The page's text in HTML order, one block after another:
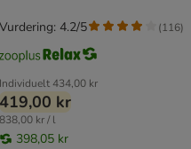
Individuelt434,00 kr
419,00 kr
838,00 kr / l
398,05 kr
Vurdering: 4.2/5 (116)